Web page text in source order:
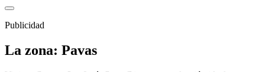
Publicidad
La zona: Pavas